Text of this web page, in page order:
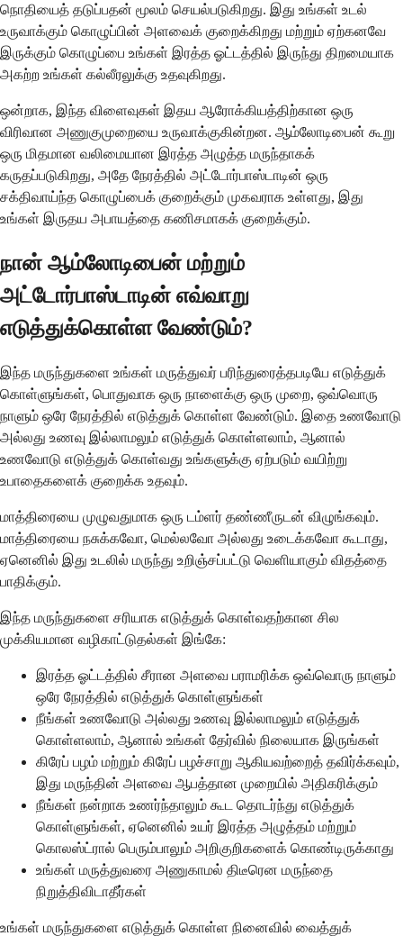
நொதியைத் தடுப்பதன் மூலம் செயல்படுகிறது. இது உங்கள் உடல்
உருவாக்கும் கொழுப்பின் அளவைக் குறைக்கிறது மற்றும் ஏற்கனவே
இருக்கும் கொழுப்பை உங்கள் இரத்த ஓட்டத்தில் இருந்து திறமையாக
அகற்ற உங்கள் கல்லீரலுக்கு உதவுகிறது.
ஒன்றாக, இந்த விளைவுகள் இதய ஆரோக்கியத்திற்கான ஒரு
விரிவான அணுகுமுறையை உருவாக்குகின்றன. ஆம்லோடிபைன் கூறு
ஒரு மிதமான வலிமையான இரத்த அழுத்த மருந்தாகக்
கருதப்படுகிறது, அதே நேரத்தில் அட்டோர்பாஸ்டாடின் ஒரு
சக்திவாய்ந்த கொழுப்பைக் குறைக்கும் முகவராக உள்ளது, இது
உங்கள் இருதய அபாயத்தை கணிசமாகக் குறைக்கும்.
நான் ஆம்லோடிபைன் மற்றும்
அட்டோர்பாஸ்டாடின் எவ்வாறு
எடுத்துக்கொள்ள வேண்டும்?
இந்த மருந்துகளை உங்கள் மருத்துவர் பரிந்துரைத்தபடியே எடுத்துக்
கொள்ளுங்கள், பொதுவாக ஒரு நாளைக்கு ஒரு முறை, ஒவ்வொரு
நாளும் ஒரே நேரத்தில் எடுத்துக் கொள்ள வேண்டும். இதை உணவோடு
அல்லது உணவு இல்லாமலும் எடுத்துக் கொள்ளலாம், ஆனால்
உணவோடு எடுத்துக் கொள்வது உங்களுக்கு ஏற்படும் வயிற்று
உபாதைகளைக் குறைக்க உதவும்.
மாத்திரையை முழுவதுமாக ஒரு டம்ளர் தண்ணீருடன் விழுங்கவும்.
மாத்திரையை நசுக்கவோ, மெல்லவோ அல்லது உடைக்கவோ கூடாது,
ஏனெனில் இது உடலில் மருந்து உறிஞ்சப்பட்டு வெளியாகும் விதத்தை
பாதிக்கும்.
இந்த மருந்துகளை சரியாக எடுத்துக் கொள்வதற்கான சில
முக்கியமான வழிகாட்டுதல்கள் இங்கே:
இரத்த ஓட்டத்தில் சீரான அளவை பராமரிக்க ஒவ்வொரு நாளும்
ஒரே நேரத்தில் எடுத்துக் கொள்ளுங்கள்
நீங்கள் உணவோடு அல்லது உணவு இல்லாமலும் எடுத்துக்
கொள்ளலாம், ஆனால் உங்கள் தேர்வில் நிலையாக இருங்கள்
கிரேப் பழம் மற்றும் கிரேப் பழச்சாறு ஆகியவற்றைத் தவிர்க்கவும்,
இது மருந்தின் அளவை ஆபத்தான முறையில் அதிகரிக்கும்
நீங்கள் நன்றாக உணர்ந்தாலும் கூட தொடர்ந்து எடுத்துக்
கொள்ளுங்கள், ஏனெனில் உயர் இரத்த அழுத்தம் மற்றும்
கொலஸ்ட்ரால் பெரும்பாலும் அறிகுறிகளைக் கொண்டிருக்காது
உங்கள் மருத்துவரை அணுகாமல் திடீரென மருந்தை
நிறுத்திவிடாதீர்கள்
உங்கள் மருந்துகளை எடுத்துக் கொள்ள நினைவில் வைத்துக்